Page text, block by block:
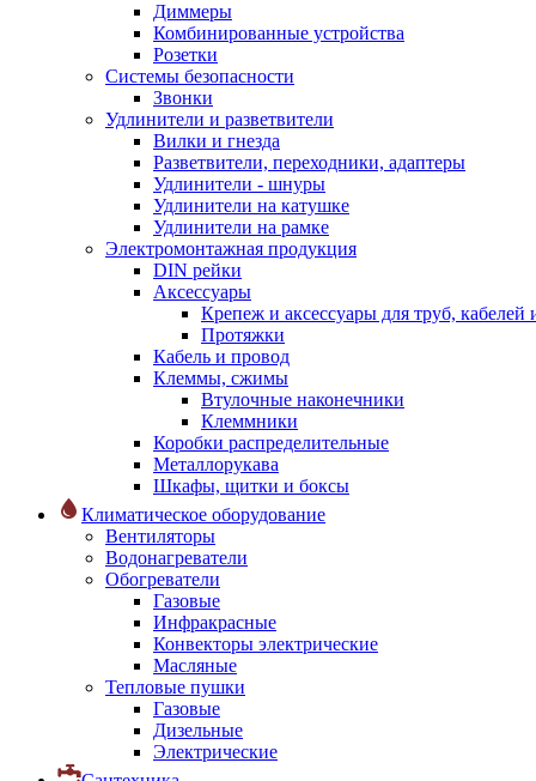
Диммеры
Комбинированные устройства
Розетки
Системы безопасности
Звонки
Удлинители и разветвители
Вилки и гнезда
Разветвители, переходники, адаптеры
Удлинители - шнуры
Удлинители на катушке
Удлинители на рамке
Электромонтажная продукция
DIN рейки
Аксессуары
Крепеж и аксессуары для труб, кабелей
Протяжки
Кабель и провод
Клеммы, сжимы
Втулочные наконечники
Клеммники
Коробки распределительные
Металлорукава
Шкафы, щитки и боксы
Климатическое оборудование
Вентиляторы
Водонагреватели
Обогреватели
Газовые
Инфракрасные
Конвекторы электрические
Масляные
Тепловые пушки
Газовые
Дизельные
Электрические